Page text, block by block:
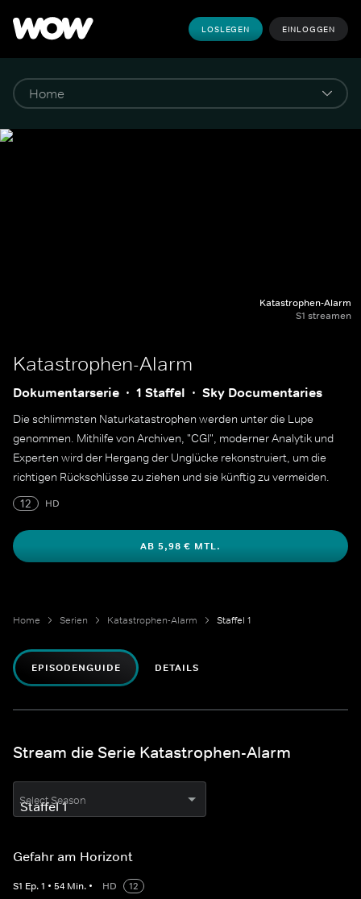
LOSLEGEN EINLOGGEN
Katastrophen-Alarm
S1 streamen
Katastrophen-Alarm
Dokumentarserie 1 Staffel Sky Documentaries
Die schlimmsten Naturkatastrophen werden unter die Lupe
genommen. Mithilfe von Archiven, "CGI", moderner Analytik und
Experten wird der Hergang der Unglücke rekonstruiert, um die
richtigen Rückschlüsse zu ziehen und sie künftig zu vermeiden.
12
HD
AB 5,98 € MTL.
Home Serien Katastrophen-Alarm Staffel 1
EPISODENGUIDE DETAILS
Stream die Serie Katastrophen-Alarm
Select Season
Gefahr am Horizont
S1 Ep.1 • 54 Min. • HD
12